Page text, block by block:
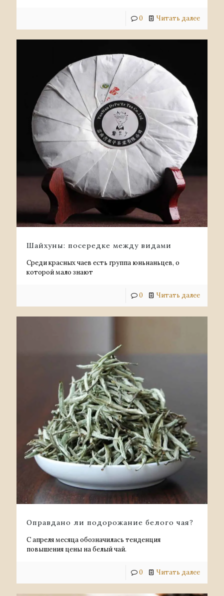
0 Читать далее
Шайхуны: посередке между видами
Среди красных чаев есть группа юньнаньцев, о
которой мало знают
0 Читать далее
Оправдано ли подорожание белого чая?
С апреля месяца обозначилась тенденция
повышения цены на белый чай.
0 Читать далее